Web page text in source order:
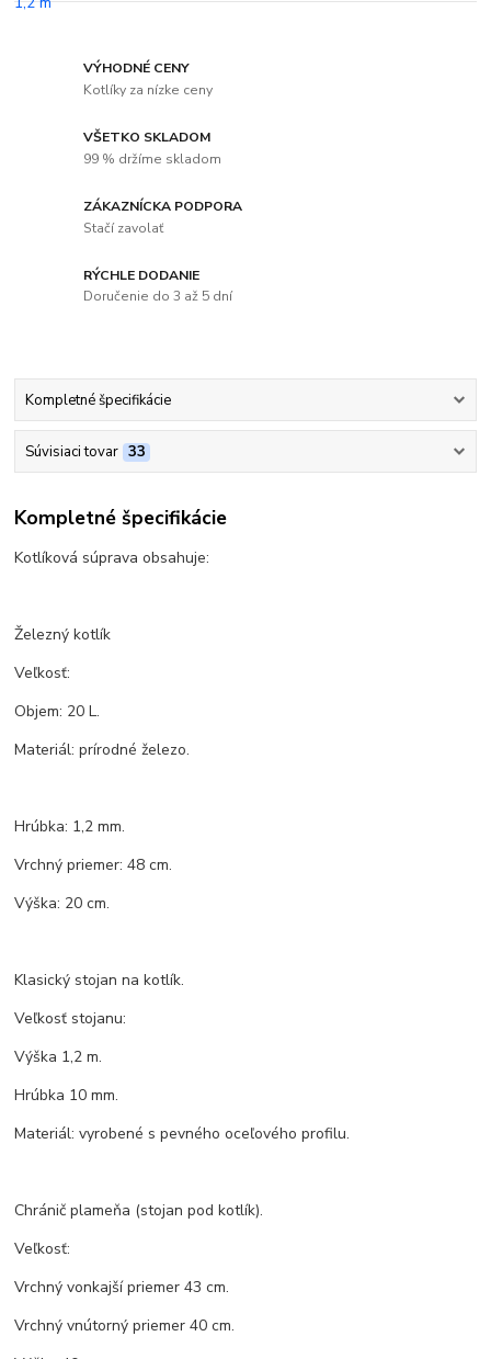
VÝHODNÉ CENY
Kotlíky za nízke ceny
VŠETKO SKLADOM
99 % držíme skladom
ZÁKAZNÍCKA PODPORA
Stačí zavolať
RÝCHLE DODANIE
Doručenie do 3 až 5 dní
Kompletné špecifikácie
Súvisiaci tovar 33
Kompletné špecifikácie
Kotlíková súprava obsahuje:
Železný kotlík
Veľkosť:
Objem: 20 L.
Materiál: prírodné železo.
Hrúbka: 1,2 mm.
Vrchný priemer: 48 cm.
Výška: 20 cm.
Klasický stojan na kotlík.
Veľkosť stojanu:
Výška 1,2 m.
Hrúbka 10 mm.
Materiál: vyrobené s pevného oceľového profilu.
Chránič plameňa (stojan pod kotlík).
Veľkosť:
Vrchný vonkajší priemer 43 cm.
Vrchný vnútorný priemer 40 cm.